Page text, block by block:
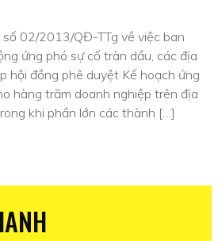
số 02/2013/QĐ-TTg về việc ban
ứng phó sự cố tràn dầu, các địa
hội đồng phê duyệt Kế hoạch ứng
hàng trăm doanh nghiệp trên địa
khi phần lớn các thành […]